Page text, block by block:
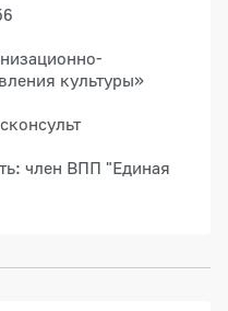
культуры»
член ВПП "Единая